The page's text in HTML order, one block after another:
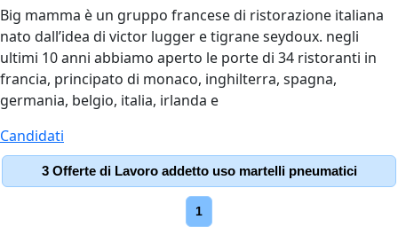
Big mamma è un gruppo francese di ristorazione italiana
nato dall’idea di victor lugger e tigrane seydoux. negli
ultimi 10 anni abbiamo aperto le porte di 34 ristoranti in
francia, principato di monaco, inghilterra, spagna,
germania, belgio, italia, irlanda e
Candidati
3 Offerte di Lavoro addetto uso martelli pneumatici
1